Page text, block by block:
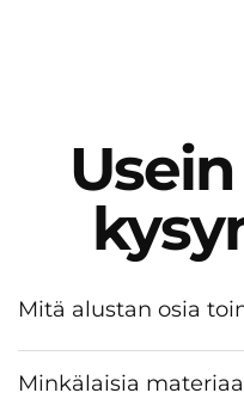
Mitä alustan osia
Minkälaisia